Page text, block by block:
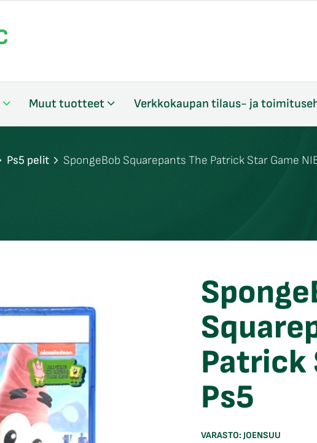
Muut tuotteet Verkkokaupan tilaus- ja
Ps5 pelit SpongeBob Squarepants The Patrick Star Game
Patrick
Ps5
VARASTO: JOENSUU